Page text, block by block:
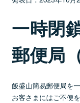
一時閉
郵便局
飯盛山簡易郵便局を
お客さまにはご不便